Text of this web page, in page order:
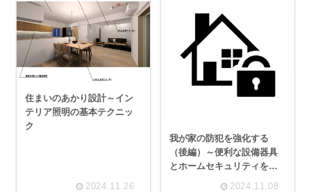
住まいのあかり設計～イン
テリア照明の基本テクニッ
ク
2024.11.26
我が家の防犯を強化する
（後編）～便利な設備器具
とホームセキュリティを検
2024.11.08